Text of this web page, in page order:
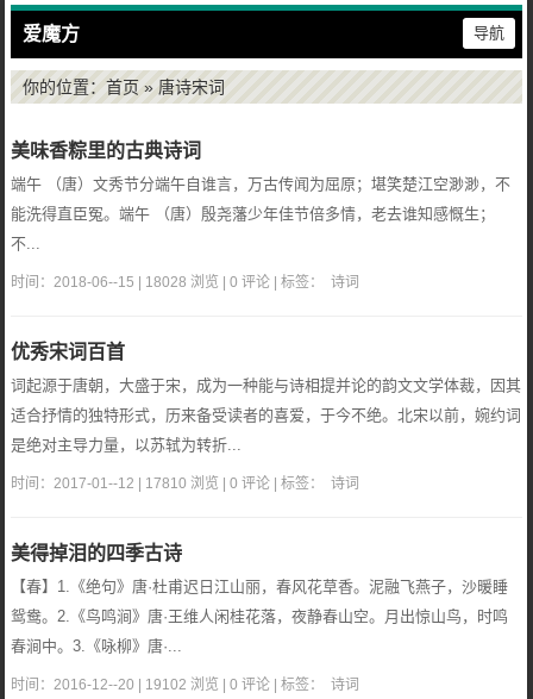
爱魔方 导航
你的位置： 首页» 唐诗宋词
美味香粽里的古典诗词
端午 （唐）文秀节分端午自谁言，万古传闻为屈原；堪笑楚江空渺渺，不
能洗得直臣冤。端午 （唐）殷尧藩少年佳节倍多情，老去谁知感慨生；
不...
时间：2018-06--15 | 18028 浏览 | 0 评论 | 标签： 诗词
优秀宋词百首
词起源于唐朝，大盛于宋，成为一种能与诗相提并论的韵文文学体裁，因其
适合抒情的独特形式，历来备受读者的喜爱，于今不绝。北宋以前，婉约词
是绝对主导力量，以苏轼为转折...
时间：2017-01--12 | 17810 浏览 | 0 评论 | 标签： 诗词
美得掉泪的四季古诗
【春】1.《绝句》唐·杜甫迟日江山丽，春风花草香。泥融飞燕子，沙暖睡
鸳鸯。2.《鸟鸣涧》唐·王维人闲桂花落，夜静春山空。月出惊山鸟，时鸣
春涧中。3.《咏柳》唐·...
时间：2016-12--20 | 19102 浏览 | 0 评论 | 标签： 诗词